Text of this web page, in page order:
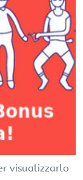
visualizzarlo